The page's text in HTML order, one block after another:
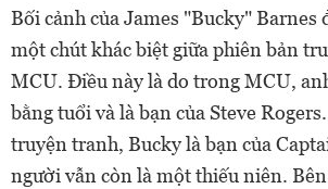
Bối cảnh của James "Bucky" Barnes
một chút khác biệt giữa phiên bản
MCU. Điều này là do trong MCU,
bằng tuổi và là bạn của Steve
truyện tranh, Bucky là bạn của
người vẫn còn là một thiếu niên.